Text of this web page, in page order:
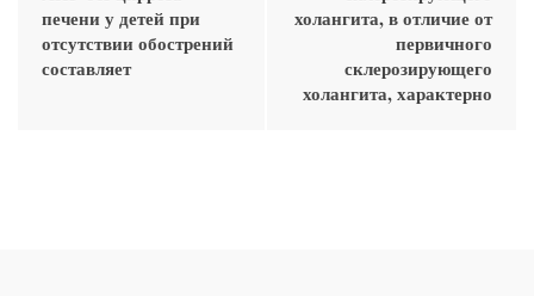
печени у детей при
отсутствии обострений
составляет
холангита, в отличие от
первичного
склерозирующего
холангита, характерно